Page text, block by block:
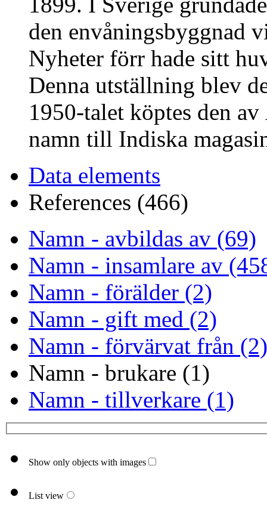
den envåningsbyggnad
Nyheter förr hade sitt
Denna utställning blev
1950-talet köptes den
namn till Indiska
Data elements
References (466)
Namn - avbildas av (69)
Namn - insamlare av
Namn - förälder (2)
Namn - gift med (2)
Namn - förvärvat från (2)
Namn - brukare (1)
Namn - tillverkare (1)
Show only objects with images
List view